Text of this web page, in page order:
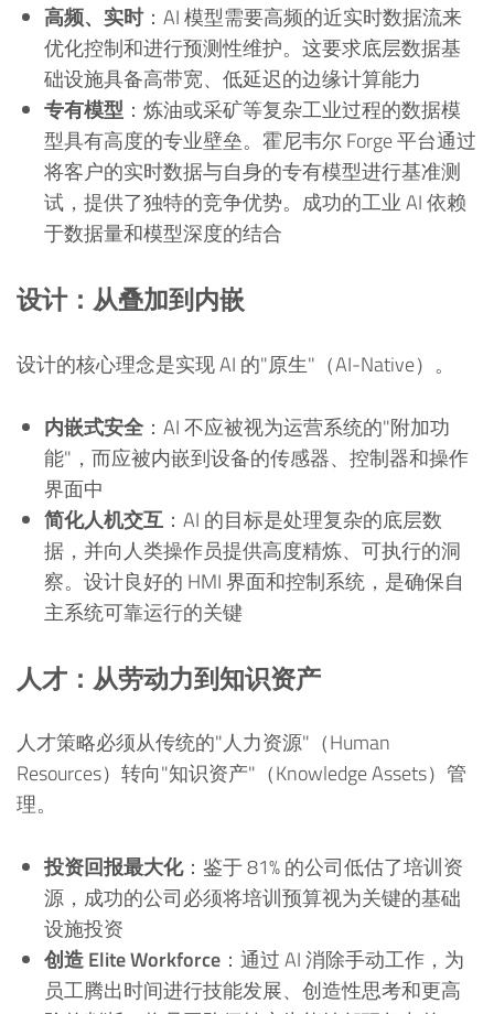
高频、实时：AI 模型需要高频的近实时数据流来
优化控制和进行预测性维护。这要求底层数据基
础设施具备高带宽、低延迟的边缘计算能力
专有模型 ：炼油或采矿等复杂工业过程的数据模
型具有高度的专业壁垒。霍尼韦尔 Forge 平台通过
将客户的实时数据与自身的专有模型进行基准测
试，提供了独特的竞争优势。成功的工业 AI 依赖
于数据量和模型深度的结合
设计：从叠加到内嵌
设计的核心理念是实现 AI 的"原生"（AI-Native）。
内嵌式安全：AI 不应被视为运营系统的"附加功
能"，而应被内嵌到设备的传感器、控制器和操作
界面中
简化人机交互 ：AI 的目标是处理复杂的底层数
据，并向人类操作员提供高度精炼、可执行的洞
察。设计良好的 HMI 界面和控制系统，是确保自
主系统可靠运行的关键
人才：从劳动力到知识资产
人才策略必须从传统的"人力资源"（Human
Resources）转向"知识资产"（Knowledge Assets）管
理。
投资回报最大化：鉴于 81% 的公司低估了培训资
源，成功的公司必须将培训预算视为关键的基础
设施投资
创造 Elite Workforce ：通过 AI 消除手动工作，为
员工腾出时间进行技能发展、创造性思考和更高